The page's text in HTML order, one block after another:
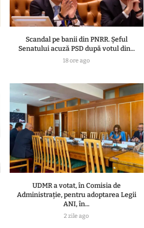
Scandal pe banii din PNRR. Șeful
Senatului acuză PSD după votul din...
18 ore ago
UDMR a votat, în Comisia de
Administrație, pentru adoptarea Legii
ANI, în...
2 zile ago